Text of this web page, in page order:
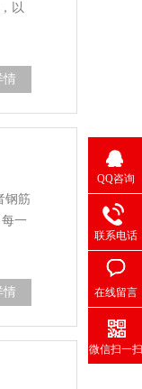
以
情
钢筋
一
情
QQ咨询
联系电话
在线留言
微信扫一扫